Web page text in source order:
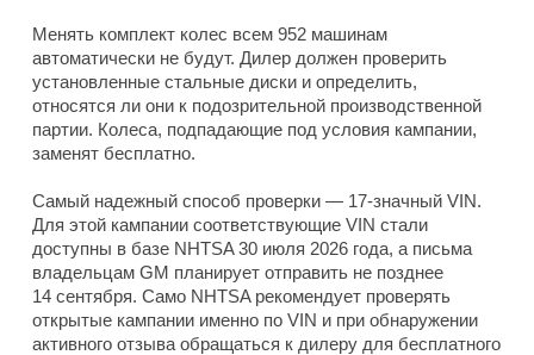
Менять комплект колес всем 952 машинам
автоматически не будут. Дилер должен проверить
установленные стальные диски и определить,
относятся ли они к подозрительной производственной
партии. Колеса, подпадающие под условия кампании,
заменят бесплатно.
Самый надежный способ проверки — 17-значный VIN.
Для этой кампании соответствующие VIN стали
доступны в базе NHTSA 30 июля 2026 года, а письма
владельцам GM планирует отправить не позднее
14 сентября. Само NHTSA рекомендует проверять
открытые кампании именно по VIN и при обнаружении
активного отзыва обращаться к дилеру для бесплатного